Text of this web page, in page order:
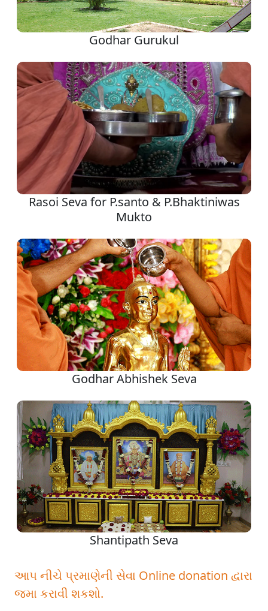
Godhar Gurukul
Rasoi Seva for P.santo & P.Bhaktiniwas
Mukto
Godhar Abhishek Seva
Shantipath Seva
આપ નીચે પ્રમાણેની સેવા Online donation દ્વારા
જમા કરાવી શકશો.